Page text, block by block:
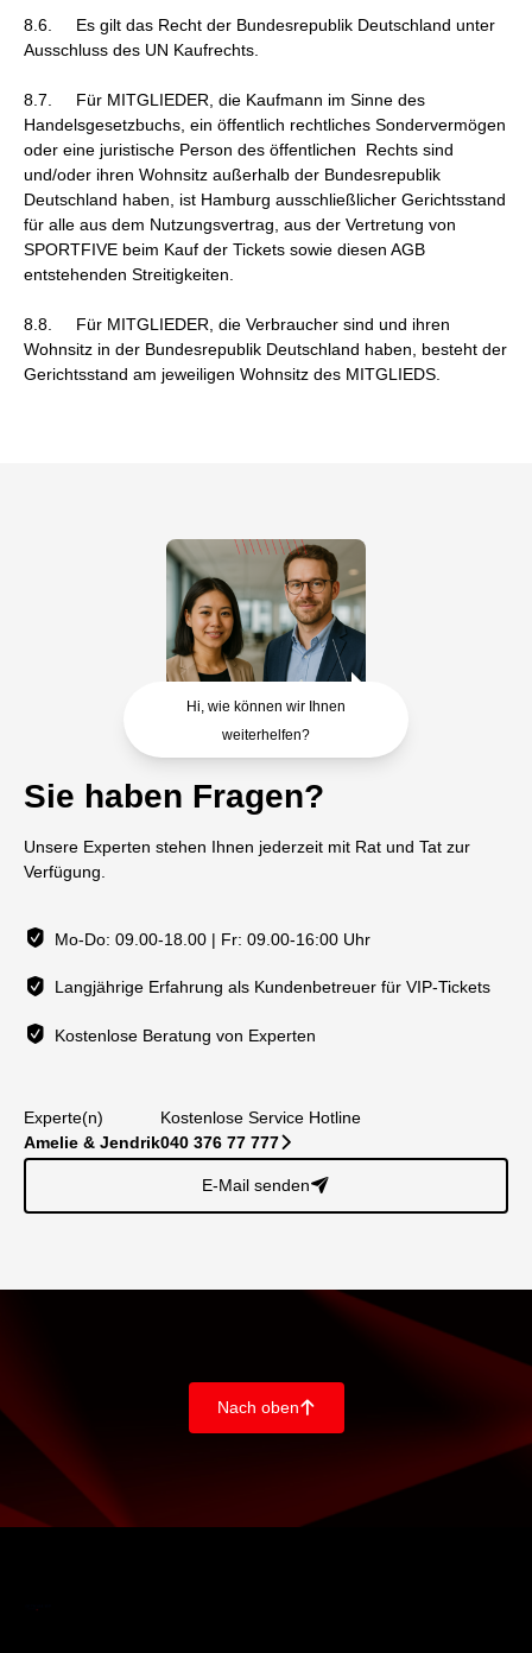
8.6. Es gilt das Recht der Bundesrepublik Deutschland unter
Ausschluss des UN Kaufrechts.
8.7. Für MITGLIEDER, die Kaufmann im Sinne des
Handelsgesetzbuchs, ein öffentlich rechtliches Sondervermögen
oder eine juristische Person des öffentlichen Rechts sind
und/oder ihren Wohnsitz außerhalb der Bundesrepublik
Deutschland haben, ist Hamburg ausschließlicher Gerichtsstand
für alle aus dem Nutzungsvertrag, aus der Vertretung von
SPORTFIVE beim Kauf der Tickets sowie diesen AGB
entstehenden Streitigkeiten.
8.8. Für MITGLIEDER, die Verbraucher sind und ihren
Wohnsitz in der Bundesrepublik Deutschland haben, besteht der
Gerichtsstand am jeweiligen Wohnsitz des MITGLIEDS.
Hi, wie können wir Ihnen
weiterhelfen?
Sie haben Fragen?
Unsere Experten stehen Ihnen jederzeit mit Rat und Tat zur
Verfügung.
Mo-Do: 09.00-18.00 | Fr: 09.00-16:00 Uhr
Langjährige Erfahrung als Kundenbetreuer für VIP-Tickets
Kostenlose Beratung von Experten
Experte(n)
Amelie & Jendrik
Kostenlose Service Hotline
040 376 77 777􀆊
E-Mail senden􀈠
Nach oben􀄨